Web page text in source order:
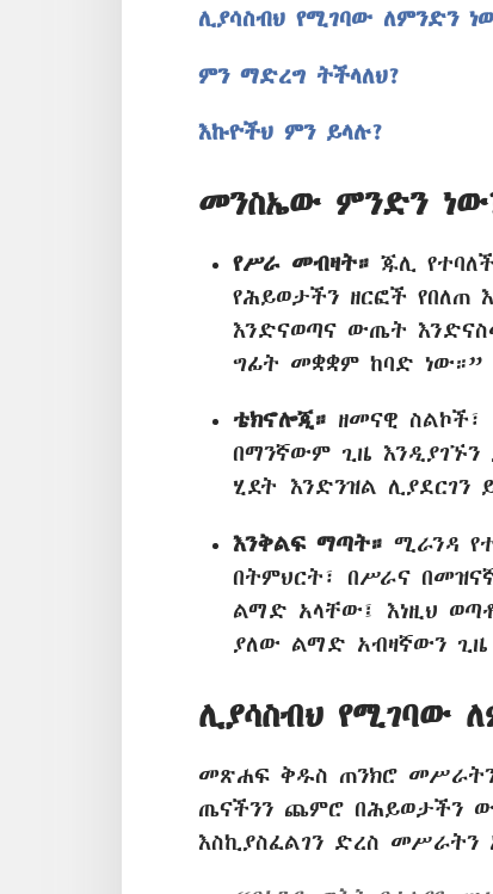
ሊያሳስብህ የሚገባው ለምንድን
ምን ማድረግ ትችላለህ?
እኩዮችህ ምን ይላሉ?
መንስኤው ምንድን
የሥራ መብዛት። ጁሊ
የሕይወታችን ዘርፎች የበለጠ
እንድናወጣና ውጤት
ግፊት መቋቋም ከባድ ነው።”
ቴክኖሎጂ። ዘመናዊ
በማንኛውም ጊዜ
ሂደት እንድንዝል ሊያደርገን
እንቅልፍ ማጣት። ሚራንዳ
በትምህርት፣ በሥራና
ልማድ አላቸው፤ እነዚህ
ያለው ልማድ አብዛኛውን ጊዜ
ሊያሳስብህ የሚገባው
መጽሐፍ ቅዱስ ጠንክሮ
ጤናችንን ጨምሮ በሕይወታችን
እስኪያስፈልገን ድረስ መሥራትን